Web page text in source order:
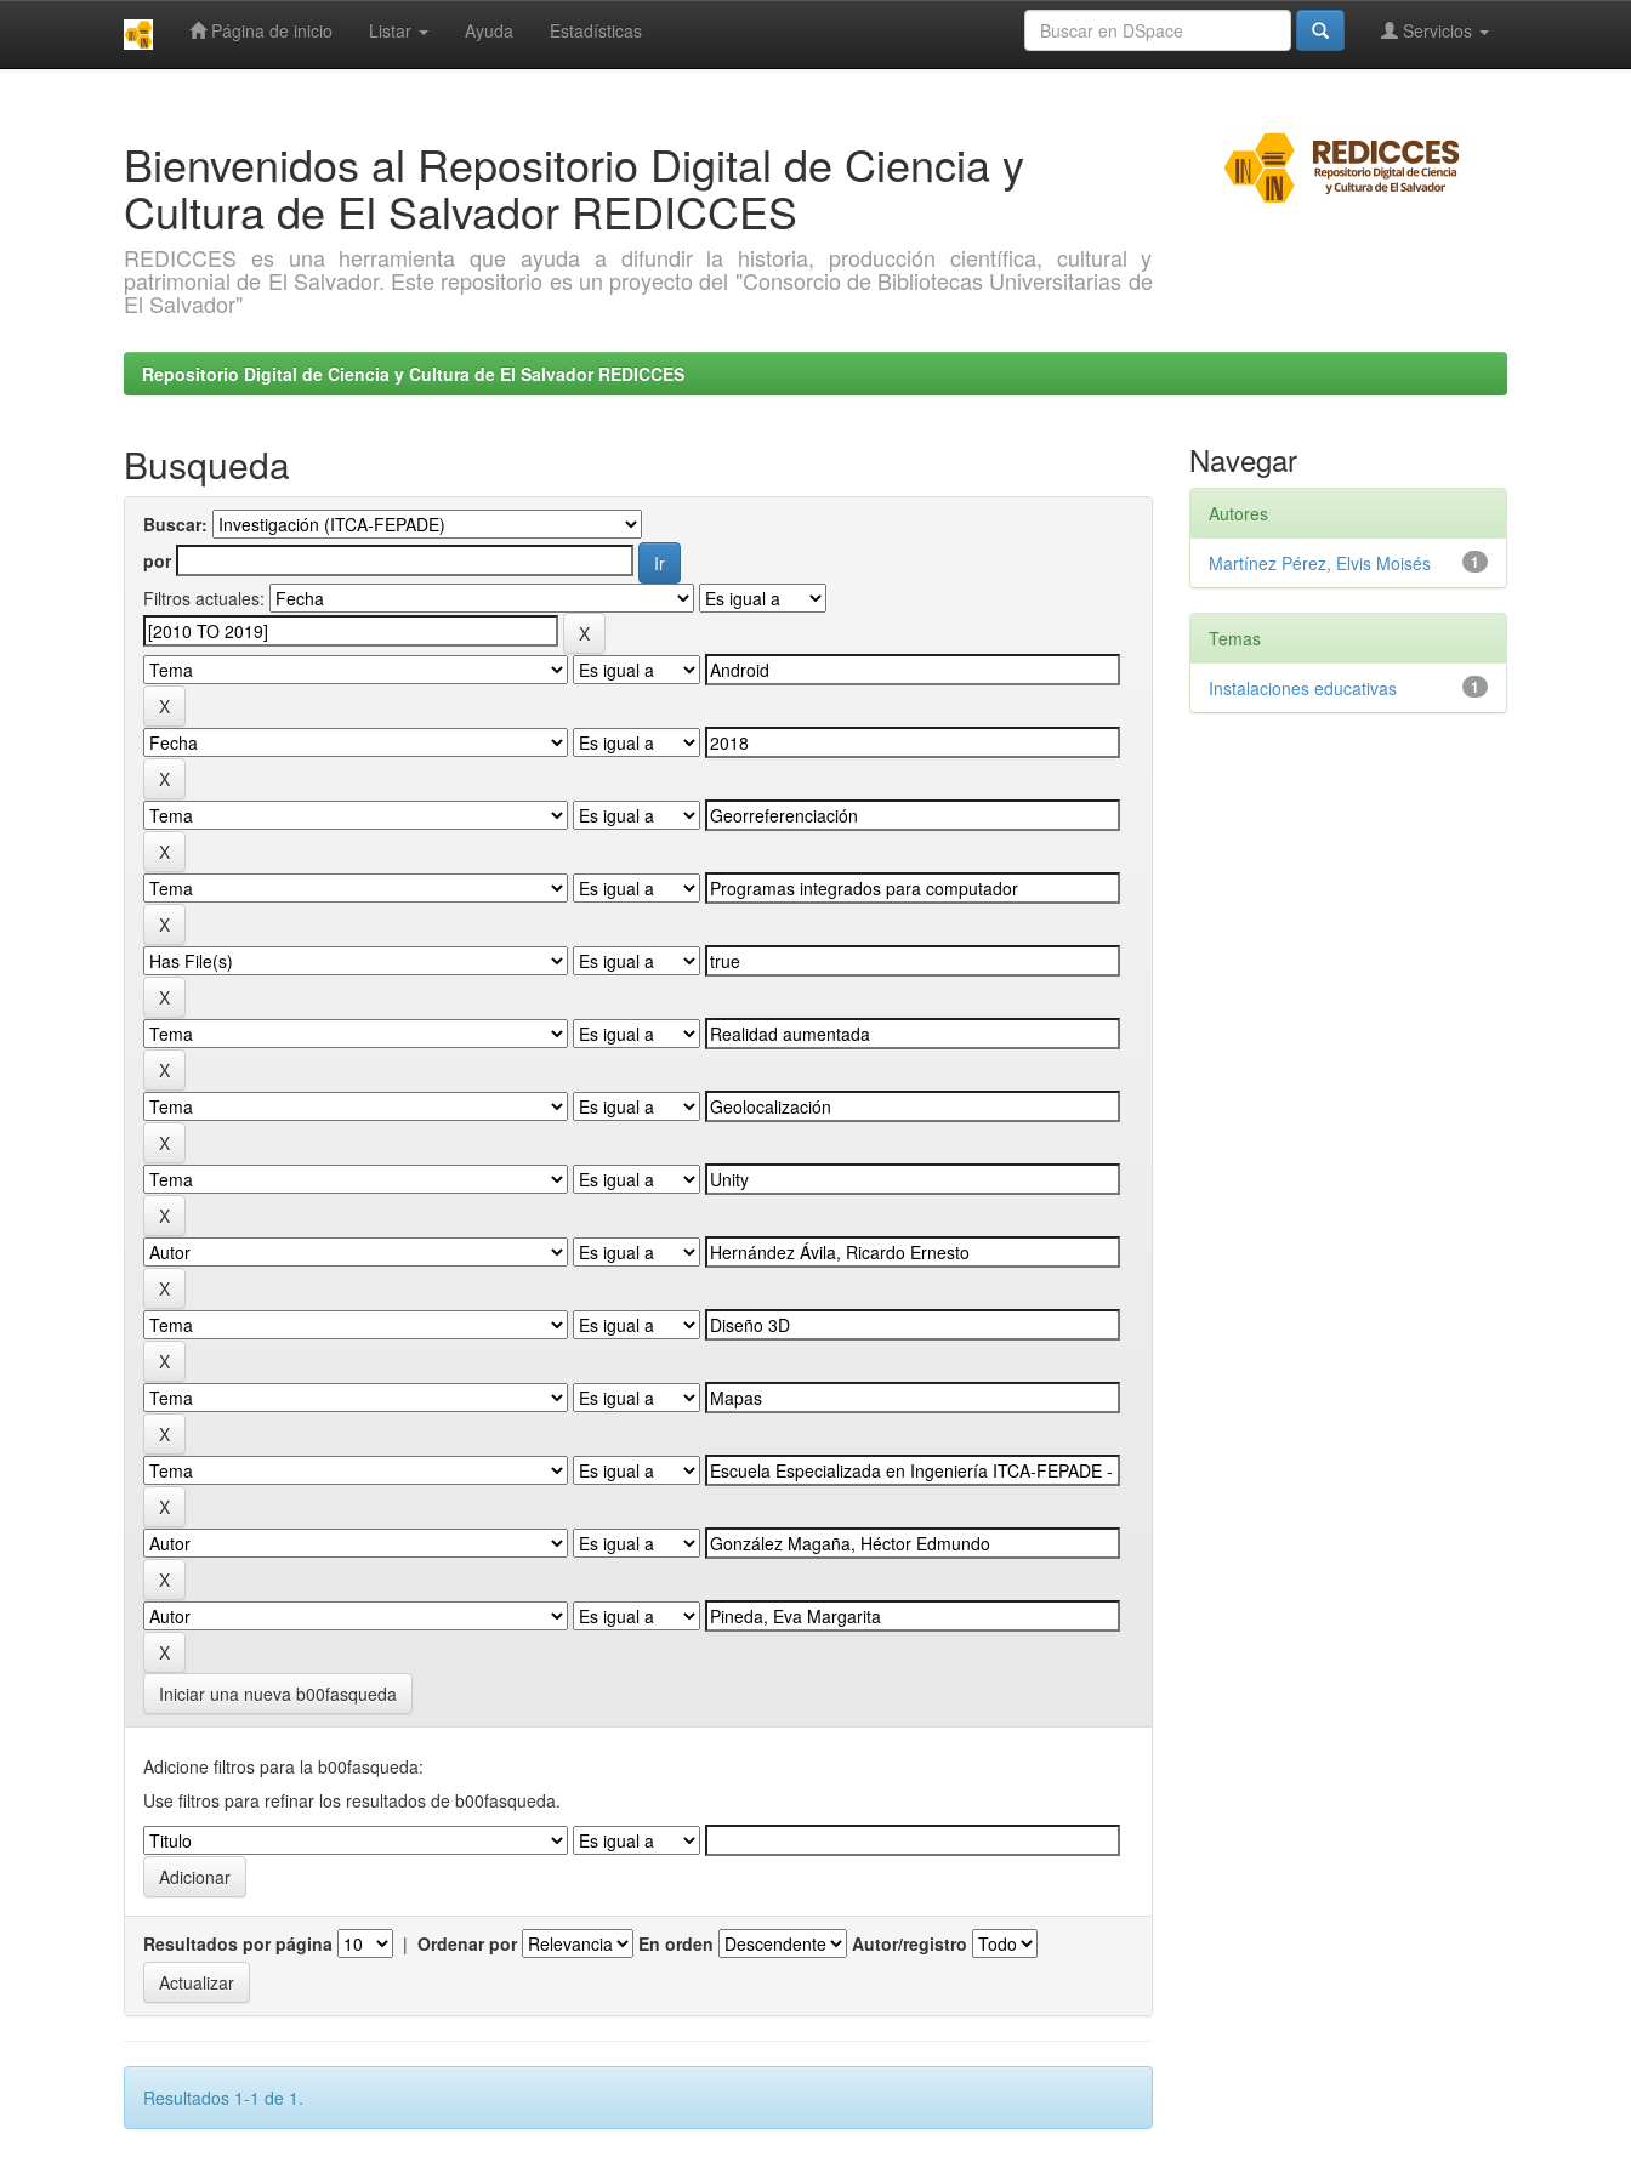
Página de inicio Listar Ayuda Estadísticas Servicios
Bienvenidos al Repositorio Digital de Ciencia y
Cultura de El Salvador REDICCES
REDICCES es una herramienta que ayuda a difundir la historia, producción científica, cultural y
patrimonial de El Salvador. Este repositorio es un proyecto del "Consorcio de Bibliotecas Universitarias de
El Salvador"
Repositorio Digital de Ciencia y Cultura de El Salvador REDICCES
Busqueda
Buscar:
por
Filtros actuales:
Iniciar una nueva b00fasqueda
Adicione filtros para la b00fasqueda:
Use filtros para refinar los resultados de b00fasqueda.
Resultados por página | Ordenar por En orden Autor/registro
Resultados 1-1 de 1.
Navegar
Autores
1
Martínez Pérez, Elvis Moisés
Temas
1
Instalaciones educativas